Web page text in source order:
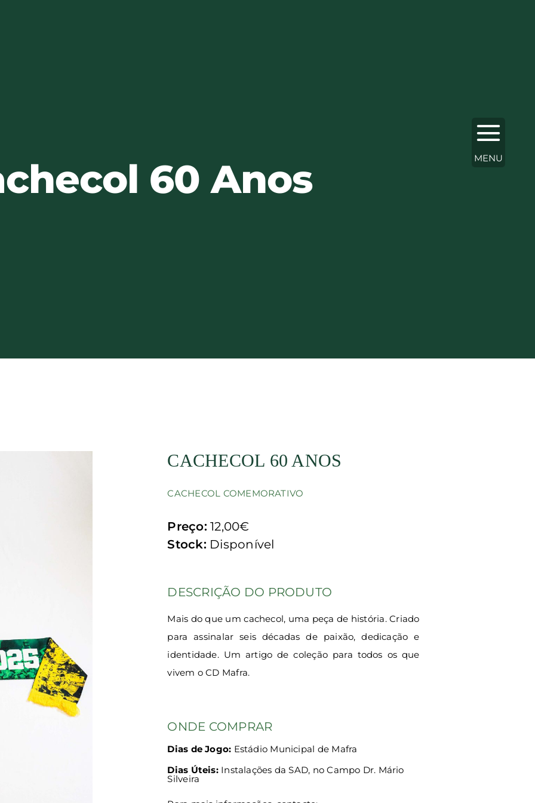
MENU
60 Anos
CACHECOL 60 ANOS
CACHECOL COMEMORATIVO
Preço: 12,00€
Stock: Disponível
DESCRIÇÃO DO PRODUTO
Mais do que um cachecol, uma peça de história. Criado
para assinalar seis décadas de paixão, dedicação e
identidade. Um artigo de coleção para todos os que
vivem o CD Mafra.
ONDE COMPRAR
Dias de Jogo: Estádio Municipal de Mafra
Dias Úteis:Instalações da SAD, no Campo Dr. Mário
Silveira